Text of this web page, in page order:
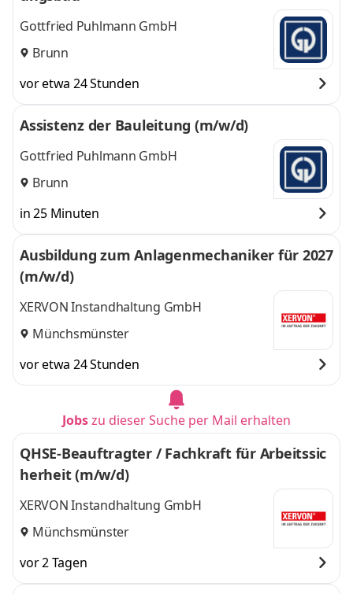
Gottfried Puhlmann GmbH
Brunn
vor etwa 24 Stunden
Assistenz der Bauleitung (m/w/d)
Gottfried Puhlmann GmbH
Brunn
in 25 Minuten
Ausbildung zum Anlagenmechaniker für 2027
(m/w/d)
XERVON Instandhaltung GmbH
Münchsmünster
vor etwa 24 Stunden
Jobszu dieser Suche per Mail erhalten
QHSE-Beauftragter / Fachkraft für Arbeitssic
herheit (m/w/d)
XERVON Instandhaltung GmbH
Münchsmünster
vor 2 Tagen